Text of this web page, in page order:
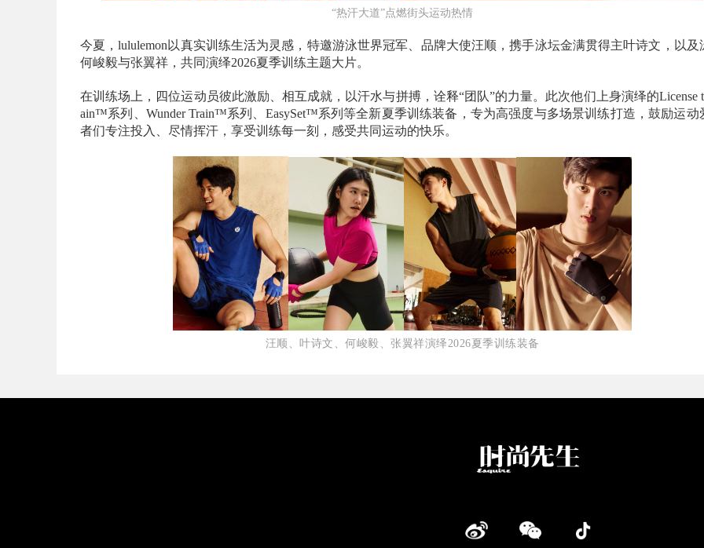
“热汗大道”点燃街头运动热情
今夏，lululemon以真实训练生活为灵感，特邀游泳世界冠军、品牌大使汪顺，携手泳坛金满贯得主叶诗文，以及
何峻毅与张翼祥，共同演绎2026夏季训练主题大片。
在训练场上，四位运动员彼此激励、相互成就，以汗水与拼搏，诠释“团队”的力量。此次他们上身演绎的License
ain™系列、Wunder Train™系列、EasySet™系列等全新夏季训练装备，专为高强度与多场景训练打造，鼓励运动
者们专注投入、尽情挥汗，享受训练每一刻，感受共同运动的快乐。
汪顺、叶诗文、何峻毅、张翼祥演绎2026夏季训练装备